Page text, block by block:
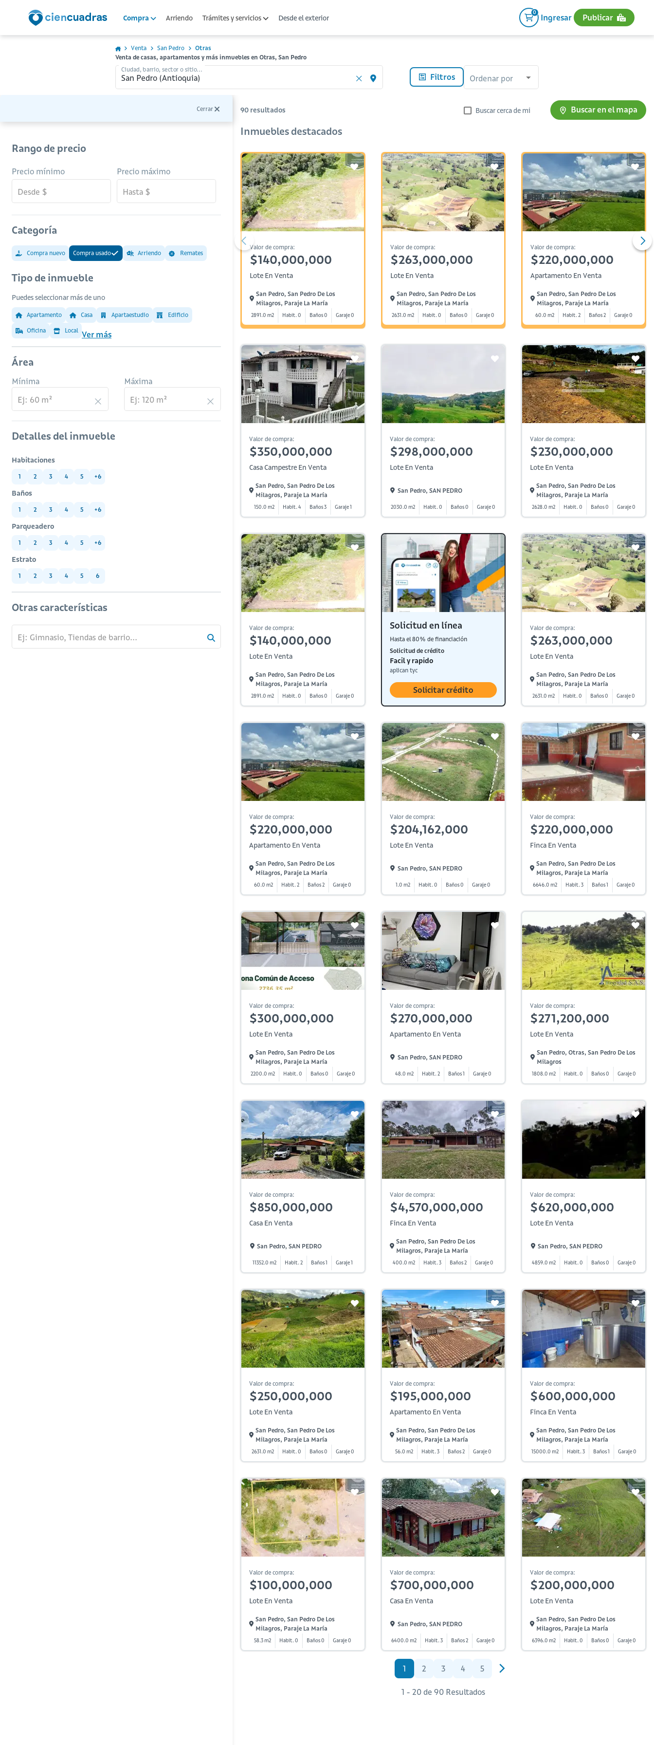
Compra Arriendo Trámites y servicios Desde el exterior
0
Ingresar Publicar
Venta San Pedro
Otras
Venta de casas, apartamentos y más inmuebles en Otras, San Pedro
Ciudad, barrio, sector o sitio...
Filtros Ordenar por
Cerrar
Rango de precio
Precio mínimo Precio máximo
Categoría
Compra nuevo Compra usado Arriendo Remates
Tipo de inmueble
Puedes seleccionar más de uno
Apartamento Casa Apartaestudio Edificio
Oficina Local Ver más
Área
Mínima Máxima
Detalles del inmueble
Habitaciones
1 2 3 4 5 +6
Baños
1 2 3 4 5 +6
Parqueadero
1 2 3 4 5 +6
Estrato
1 2 3 4 5 6
Otras características
90 resultados Buscar cerca de mi Buscar en el mapa
Inmuebles destacados
Valor de compra:
$140,000,000
Lote En Venta
San Pedro, San Pedro De Los
Milagros, Paraje La María
2891.0 m2 Habit. 0 Baños 0 Garaje 0
Valor de compra:
$263,000,000
Lote En Venta
San Pedro, San Pedro De Los
Milagros, Paraje La María
2631.0 m2 Habit. 0 Baños 0 Garaje 0
Valor de compra:
$220,000,000
Apartamento En Venta
San Pedro, San Pedro De Los
Milagros, Paraje La María
60.0 m2 Habit. 2 Baños 2 Garaje 0
Valor de compra:
$350,000,000
Casa Campestre En Venta
San Pedro, San Pedro De Los
Milagros, Paraje La María
150.0 m2 Habit. 4 Baños 3 Garaje 1
Valor de compra:
$298,000,000
Lote En Venta
San Pedro, SAN PEDRO
2030.0 m2 Habit. 0 Baños 0 Garaje 0
Valor de compra:
$230,000,000
Lote En Venta
San Pedro, San Pedro De Los
Milagros, Paraje La María
2628.0 m2 Habit. 0 Baños 0 Garaje 0
Valor de compra:
$140,000,000
Lote En Venta
San Pedro, San Pedro De Los
Milagros, Paraje La María
2891.0 m2 Habit. 0 Baños 0 Garaje 0
Solicitud en línea
Hasta el 80% de financiación
Solicitud de crédito
Facil y rapido
aplican tyc
Solicitar crédito
Valor de compra:
$263,000,000
Lote En Venta
San Pedro, San Pedro De Los
Milagros, Paraje La María
2631.0 m2 Habit. 0 Baños 0 Garaje 0
Valor de compra:
$220,000,000
Apartamento En Venta
San Pedro, San Pedro De Los
Milagros, Paraje La María
60.0 m2 Habit. 2 Baños 2 Garaje 0
Valor de compra:
$204,162,000
Lote En Venta
San Pedro, SAN PEDRO
1.0 m2 Habit. 0 Baños 0 Garaje 0
Valor de compra:
$220,000,000
Finca En Venta
San Pedro, San Pedro De Los
Milagros, Paraje La María
6646.0 m2 Habit. 3 Baños 1 Garaje 0
Valor de compra:
$300,000,000
Lote En Venta
San Pedro, San Pedro De Los
Milagros, Paraje La María
2200.0 m2 Habit. 0 Baños 0 Garaje 0
Valor de compra:
$270,000,000
Apartamento En Venta
San Pedro, SAN PEDRO
48.0 m2 Habit. 2 Baños 1 Garaje 0
Valor de compra:
$271,200,000
Lote En Venta
San Pedro, Otras, San Pedro De Los
Milagros
1808.0 m2 Habit. 0 Baños 0 Garaje 0
Valor de compra:
$850,000,000
Casa En Venta
San Pedro, SAN PEDRO
11352.0 m2 Habit. 2 Baños 1 Garaje 1
Valor de compra:
$4,570,000,000
Finca En Venta
San Pedro, San Pedro De Los
Milagros, Paraje La María
400.0 m2 Habit. 3 Baños 2 Garaje 0
Valor de compra:
$620,000,000
Lote En Venta
San Pedro, SAN PEDRO
4859.0 m2 Habit. 0 Baños 0 Garaje 0
Valor de compra:
$250,000,000
Lote En Venta
San Pedro, San Pedro De Los
Milagros, Paraje La María
2631.0 m2 Habit. 0 Baños 0 Garaje 0
Valor de compra:
$195,000,000
Apartamento En Venta
San Pedro, San Pedro De Los
Milagros, Paraje La María
56.0 m2 Habit. 3 Baños 2 Garaje 0
Valor de compra:
$600,000,000
Finca En Venta
San Pedro, San Pedro De Los
Milagros, Paraje La María
15000.0 m2 Habit. 3 Baños 1 Garaje 0
Valor de compra:
$100,000,000
Lote En Venta
San Pedro, San Pedro De Los
Milagros, Paraje La María
58.3 m2 Habit. 0 Baños 0 Garaje 0
Valor de compra:
$700,000,000
Casa En Venta
San Pedro, SAN PEDRO
6400.0 m2 Habit. 3 Baños 2 Garaje 0
Valor de compra:
$200,000,000
Lote En Venta
San Pedro, San Pedro De Los
Milagros, Paraje La María
6396.0 m2 Habit. 0 Baños 0 Garaje 0
1 2 3 4 5
1 - 20 de 90 Resultados